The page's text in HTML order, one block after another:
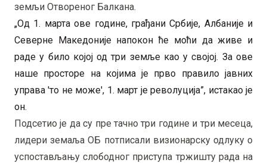
земљи Отвореног Балкана.
„Од 1. марта ове године, грађани Србије, Албаније и
Северне Македоније напокон ће моћи да живе и
раде у било којој од три земље као у својој. За ове
наше просторе на којима је прво правило јавних
управа 'то не може', 1. март је револуција”, истакао је
он.
Подсетио је да су пре тачно три године и три месеца,
лидери земаља ОБ потписали визионарску одлуку о
успостављању слободног приступа тржишту рада на